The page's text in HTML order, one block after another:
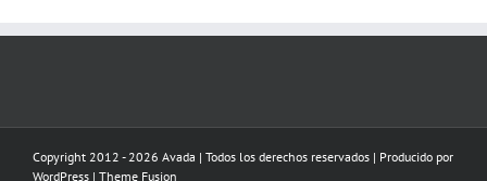
Copyright 2012 - 2026 Avada | Todos los derechos reservados | Producido por
WordPress | Theme Fusion